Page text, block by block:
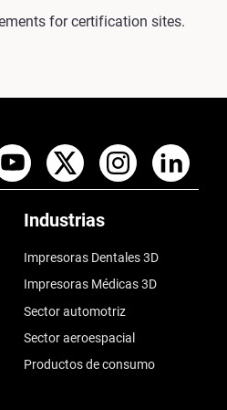
for certification sites.
Industrias
Impresoras Dentales 3D
Impresoras Médicas 3D
Sector automotriz
Sector aeroespacial
Productos de consumo